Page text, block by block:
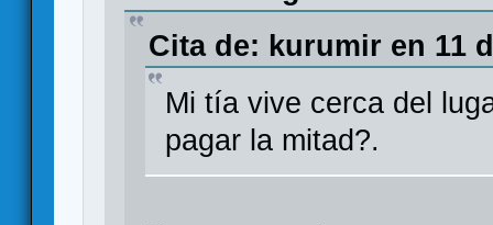
Cita de: kurumir en 11
Mi tía vive cerca del
pagar la mitad?.